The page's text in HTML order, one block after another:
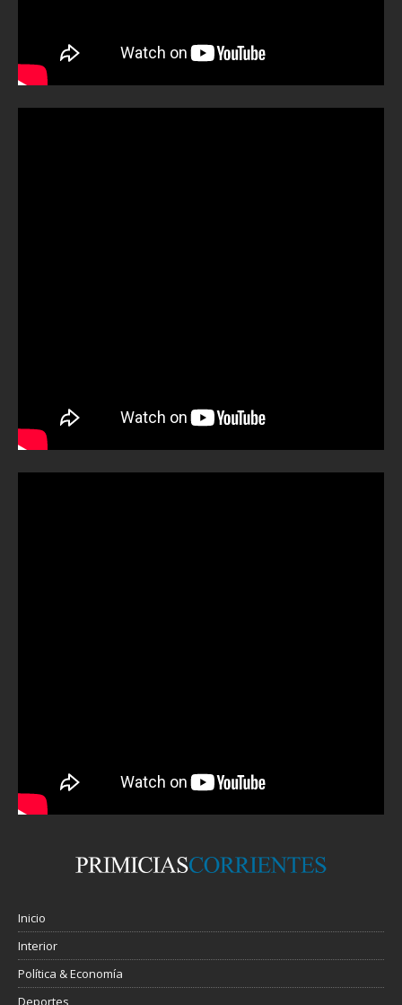
Inicio
Interior
Política & Economía
Deportes